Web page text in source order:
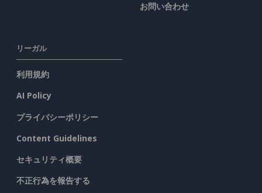
お問い合わせ
リーガル
利用規約
AI Policy
プライバシーポリシー
Content Guidelines
セキュリティ概要
不正行為を報告する